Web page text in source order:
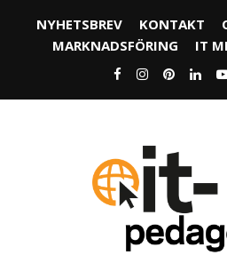
NYHETSBREV KONTAKT
MARKNADSFÖRING
IT